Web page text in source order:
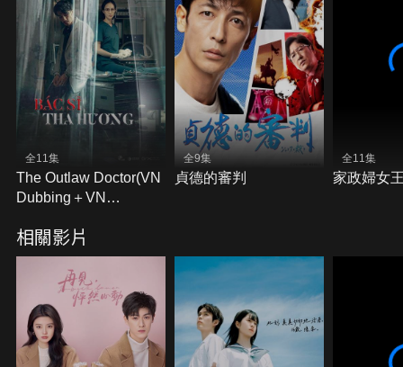
全11集
The Outlaw Doctor(VN
Dubbing＋VN
全9集
貞德的審判
全11集
家政婦女
相關影片